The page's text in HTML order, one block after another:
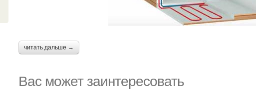
читать дальше →
Вас может заинтересовать